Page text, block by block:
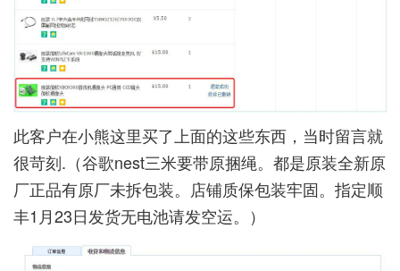
此客户在小熊这里买了上面的这些东西，当时留言就
很苛刻.（谷歌nest三米要带原捆绳。都是原装全新原
厂正品有原厂未拆包装。店铺质保包装牢固。指定顺
丰1月23日发货无电池请发空运。）